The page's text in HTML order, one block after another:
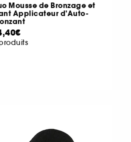
Mousse de Bronzage et
Applicateur d'Auto-